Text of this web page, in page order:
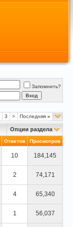
Запомнить?
3 > Последняя »
Опции раздела
Ответов Просмотров
10 184,145
2 74,171
4 65,340
1 56,037